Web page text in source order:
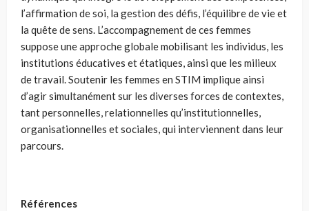
l’affirmation de soi, la gestion des défis, l’équilibre de vie et
la quête de sens. L’accompagnement de ces femmes
suppose une approche globale mobilisant les individus, les
institutions éducatives et étatiques, ainsi que les milieux
de travail. Soutenir les femmes en STIM implique ainsi
d’agir simultanément sur les diverses forces de contextes,
tant personnelles, relationnelles qu’institutionnelles,
organisationnelles et sociales, qui interviennent dans leur
parcours.
Références